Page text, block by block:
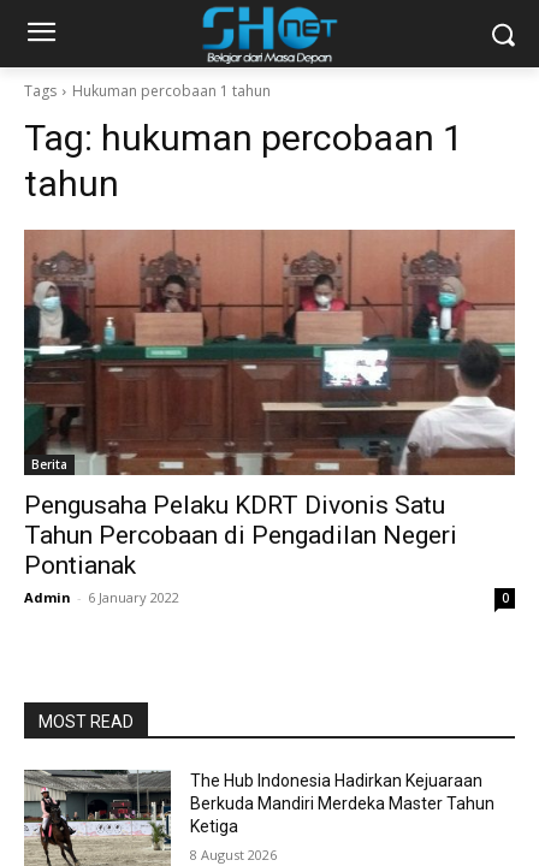
Tags Hukuman percobaan 1 tahun
Tag: hukuman percobaan 1
tahun
Berita
Pengusaha Pelaku KDRT Divonis Satu
Tahun Percobaan di Pengadilan Negeri
Pontianak
Admin - 6 January 2022 0
MOST READ
The Hub Indonesia Hadirkan Kejuaraan
Berkuda Mandiri Merdeka Master Tahun
Ketiga
8 August 2026